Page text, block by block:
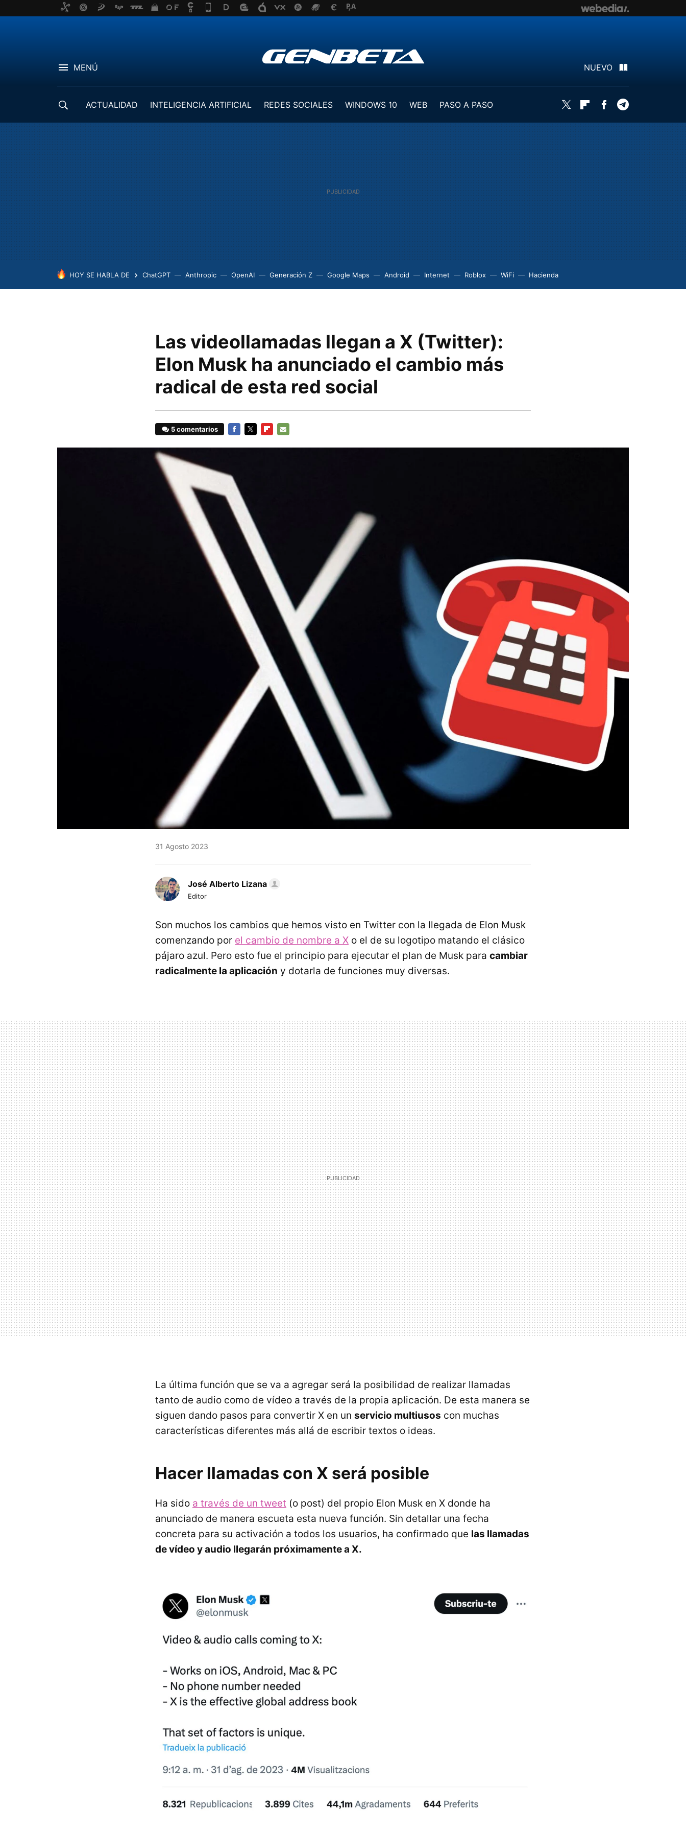
MENÚ NUEVO
ACTUALIDAD INTELIGENCIA ARTIFICIAL REDES SOCIALES WINDOWS 10 WEB
PASO A PASO
Twitter FlipboardFacebook
HOY SE HABLA DE ChatGPT Anthropic OpenAI Generación Z Google Maps Android Internet Roblox WiFi Hacienda
Las videollamadas llegan a X (Twitter):
Elon Musk ha anunciado el cambio más
radical de esta red social
5 comentarios
31 Agosto 2023
José Alberto Lizana
Editor
Son muchos los cambios que hemos visto en Twitter con la llegada de Elon Musk
comenzando por el cambio de nombre a X o el de su logotipo matando el clásico
pájaro azul. Pero esto fue el principio para ejecutar el plan de Musk para cambiar
radicalmente la aplicación y dotarla de funciones muy diversas.
La última función que se va a agregar será la posibilidad de realizar llamadas
tanto de audio como de vídeo a través de la propia aplicación. De esta manera se
siguen dando pasos para convertir X en un servicio multiusos con muchas
características diferentes más allá de escribir textos o ideas.
Hacer llamadas con X será posible
Ha sido a través de un tweet (o post) del propio Elon Musk en X donde ha
anunciado de manera escueta esta nueva función. Sin detallar una fecha
concreta para su activación a todos los usuarios, ha confirmado que las llamadas
de vídeo y audio llegarán próximamente a X.